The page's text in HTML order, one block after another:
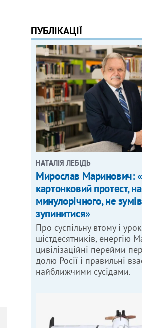
ПУБЛІКАЦІЇ
НАТАЛІЯ ЛЕБІДЬ
Мирослав Маринович:
картонковий протест,
минулорічного, не
зупинитися»
Про суспільну втому і
шістдесятників, енергію
цивілізаційні перейми
долю Росії і правильні
найближчими сусідами.